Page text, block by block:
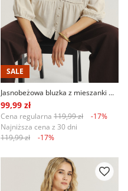
SALE
Jasnobeżowa bluzka z mieszanki wiskozy z lnem
99,99 zł
Cena regularna 119,99 zł
-17%
Najniższa cena z 30 dni
119,99 zł
-17%